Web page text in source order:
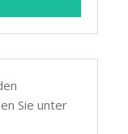
Sie unter